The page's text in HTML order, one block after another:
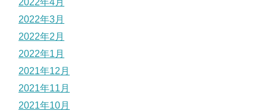
2022年3月
2022年2月
2022年1月
2021年12月
2021年11月
2021年10月